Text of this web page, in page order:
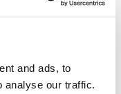
and ads, to
analyse our traffic.
Analysators
mit dem
Produktionsprozesses